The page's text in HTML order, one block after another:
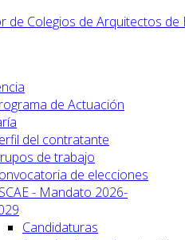
de Actuación
del contratante
de trabajo
de elecciones
- Mandato 2026-
Candidaturas